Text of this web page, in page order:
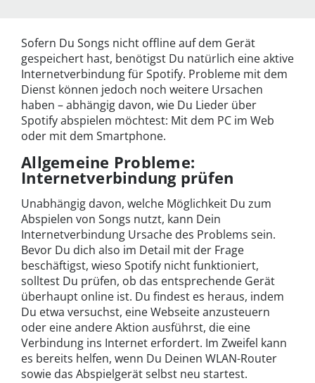
Sofern Du Songs nicht offline auf dem Gerät
gespeichert hast, benötigst Du natürlich eine aktive
Internetverbindung für Spotify. Probleme mit dem
Dienst können jedoch noch weitere Ursachen
haben – abhängig davon, wie Du Lieder über
Spotify abspielen möchtest: Mit dem PC im Web
oder mit dem Smartphone.
Allgemeine Probleme:
Internetverbindung prüfen
Unabhängig davon, welche Möglichkeit Du zum
Abspielen von Songs nutzt, kann Dein
Internetverbindung Ursache des Problems sein.
Bevor Du dich also im Detail mit der Frage
beschäftigst, wieso Spotify nicht funktioniert,
solltest Du prüfen, ob das entsprechende Gerät
überhaupt online ist. Du findest es heraus, indem
Du etwa versuchst, eine Webseite anzusteuern
oder eine andere Aktion ausführst, die eine
Verbindung ins Internet erfordert. Im Zweifel kann
es bereits helfen, wenn Du Deinen WLAN-Router
sowie das Abspielgerät selbst neu startest.